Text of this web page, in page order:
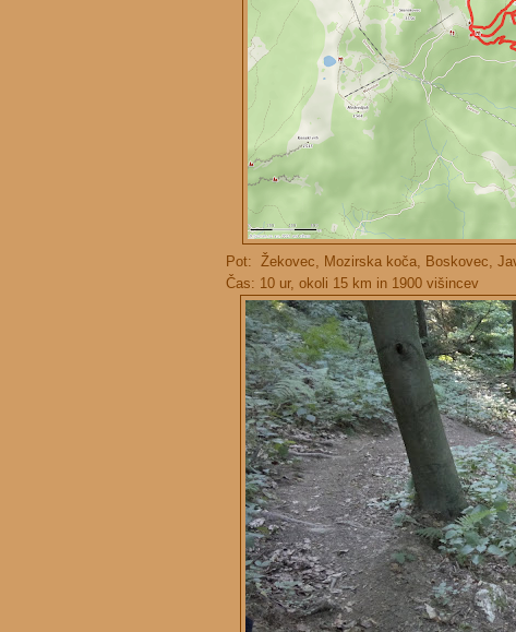
Pot: Žekovec, Mozirska koča, Boskovec,
Čas: 10 ur, okoli 15 km in 1900 višincev